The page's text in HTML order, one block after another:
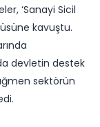
‘Sanayi Sicil
kavuştu.
devletin destek
sektörün